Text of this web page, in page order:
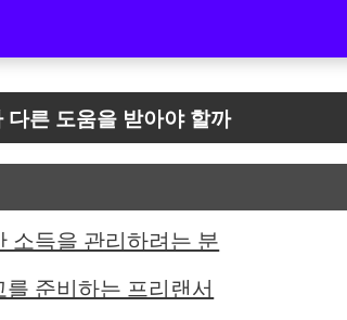
른 도움을 받아야 할까
소득을 관리하려는 분
준비하는 프리랜서